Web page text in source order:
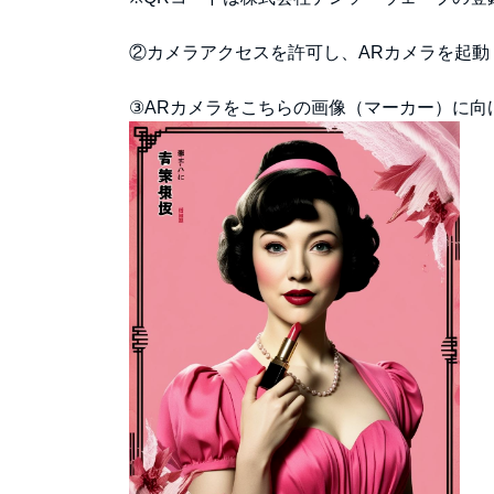
②カメラアクセスを許可し、ARカメラを起動
③ARカメラをこちらの画像（マーカー）に向